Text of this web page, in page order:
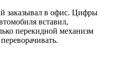
заказывал в офис. Цифры
вставил,
перекидной механизм